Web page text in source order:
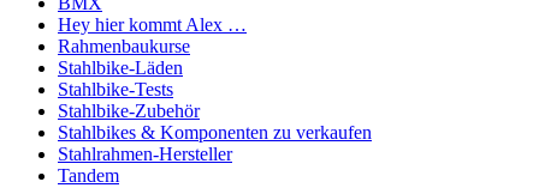
Hey hier kommt Alex …
Rahmenbaukurse
Stahlbike-Läden
Stahlbike-Tests
Stahlbike-Zubehör
Stahlbikes & Komponenten zu verkaufen
Stahlrahmen-Hersteller
Tandem